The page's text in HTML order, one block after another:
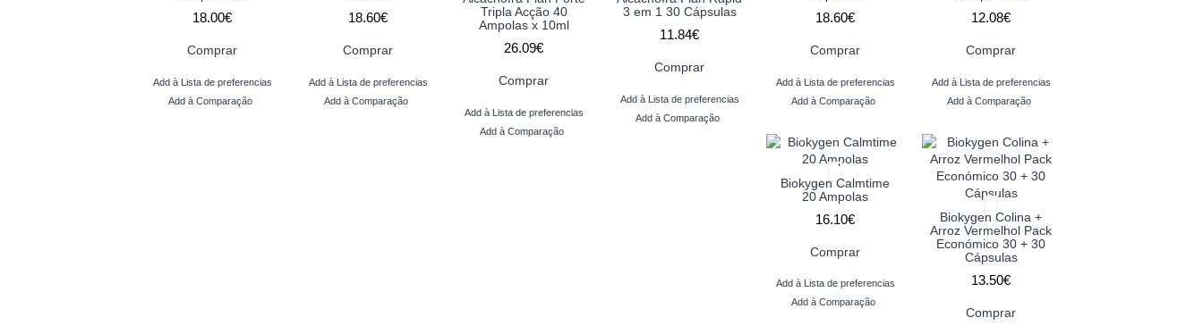
18.00€
Comprar
Add à Lista de preferencias
Add à Comparação
18.60€
Comprar
Add à Lista de preferencias
Add à Comparação
Tripla Acção 40
Ampolas x 10ml
26.09€
Comprar
Add à Lista de preferencias
Add à Comparação
3 em 1 30 Cápsulas
11.84€
Comprar
Add à Lista de preferencias
Add à Comparação
18.60€
Comprar
Add à Lista de preferencias
Add à Comparação
12.08€
Comprar
Add à Lista de preferencias
Add à Comparação
Biokygen Calmtime
20 Ampolas
16.10€
Comprar
Add à Lista de preferencias
Add à Comparação
Biokygen Colina +
Arroz Vermelhol Pack
Económico 30 + 30
Cápsulas
13.50€
Comprar